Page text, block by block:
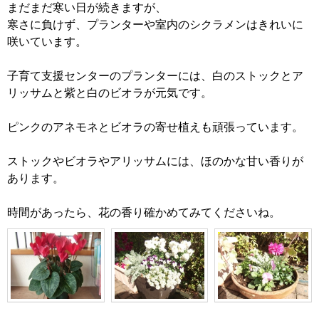
まだまだ寒い日が続きますが、
寒さに負けず、プランターや室内のシクラメンはきれいに
咲いています。
子育て支援センターのプランターには、白のストックとア
リッサムと紫と白のビオラが元気です。
ピンクのアネモネとビオラの寄せ植えも頑張っています。
ストックやビオラやアリッサムには、ほのかな甘い香りが
あります。
時間があったら、花の香り確かめてみてくださいね。